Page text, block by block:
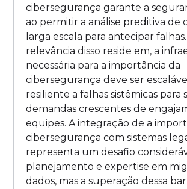
cibersegurança garante a
ao permitir a análise preditiva de
larga escala para antecipar
relevância disso reside em, a
necessária para a importância da
cibersegurança deve ser
resiliente a falhas sistêmicas para
demandas crescentes de
equipes. A integração de a
cibersegurança com sistemas
representa um desafio
planejamento e expertise em
dados, mas a superação dessa